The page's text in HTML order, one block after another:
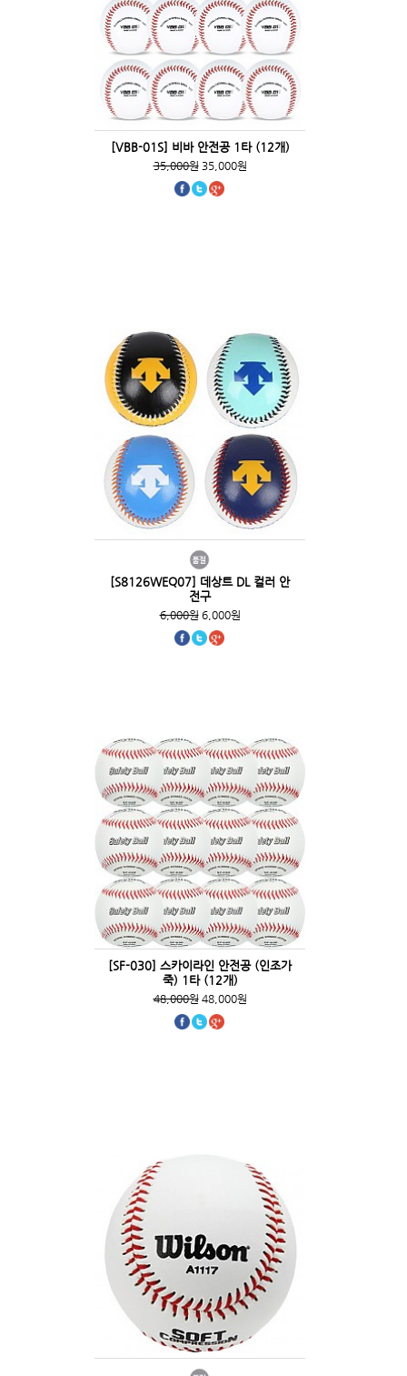
[VBB-01S] 비바 안전공 1타 (12개)
35,000원35,000원
[S8126WEQ07] 데상트 DL 컬러 안
전구
6,000원6,000원
[SF-030] 스카이라인 안전공 (인조가
죽) 1타 (12개)
48,000원48,000원